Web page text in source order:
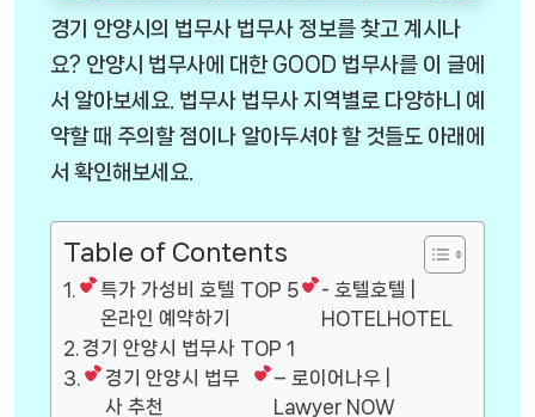
경기 안양시의 법무사 법무사 정보를 찾고 계시나
요? 안양시 법무사에 대한 GOOD 법무사를 이 글에
서 알아보세요. 법무사 법무사 지역별로 다양하니 예
약할 때 주의할 점이나 알아두셔야 할 것들도 아래에
서 확인해보세요.
Table of Contents
특가 가성비 호텔 TOP 5
온라인 예약하기
- 호텔호텔 |
HOTELHOTEL
경기 안양시 법무사 TOP 1
경기 안양시 법무
사 추천
– 로이어나우 |
Lawyer NOW